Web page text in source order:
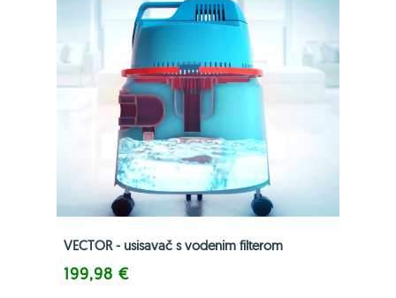
VECTOR - usisavač s vodenim filterom
199,98 €